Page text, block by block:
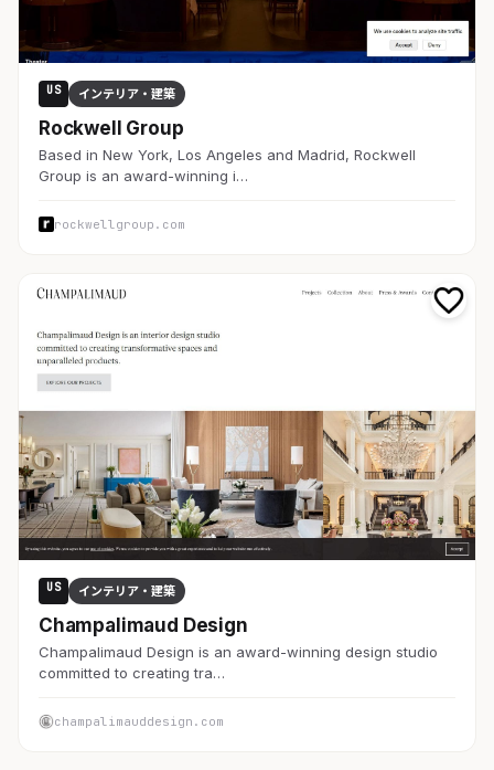
US インテリア・建築
Rockwell Group
Based in New York, Los Angeles and Madrid, Rockwell
Group is an award-winning i…
rockwellgroup.com
US インテリア・建築
Champalimaud Design
Champalimaud Design is an award-winning design studio
committed to creating tra…
champalimauddesign.com